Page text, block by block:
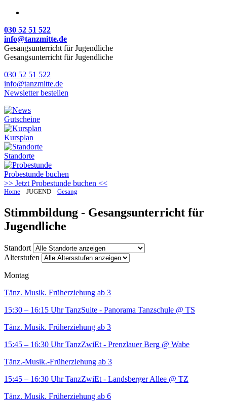
030 52 51 522
info@tanzmitte.de
Gesangsunterricht für Jugendliche
Gesangsunterricht für Jugendliche
030 52 51 522
info@tanzmitte.de
Newsletter bestellen
Gutscheine
Kursplan
Standorte
Probestunde buchen
>> Jetzt Probestunde buchen <<
Home JUGEND Gesang
Stimmbildung - Gesangsunterricht für
Jugendliche
Standort
Alterstufen
Montag
Tänz. Musik. Früherziehung ab 3
15:30 – 16:15 Uhr TanzSuite - Panorama Tanzschule @ TS
Tänz. Musik. Früherziehung ab 3
15:45 – 16:30 Uhr TanzZwiEt - Prenzlauer Berg @ Wabe
Tänz.-Musik.-Früherziehung ab 3
15:45 – 16:30 Uhr TanzZwiEt - Landsberger Allee @ TZ
Tänz. Musik. Früherziehung ab 6